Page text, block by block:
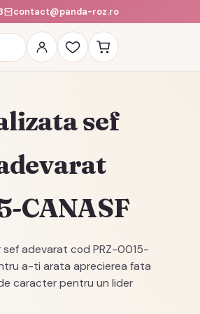
contact@panda-roz.ro
sef
CANASF
adevarat cod PRZ-0015-
a-ti arata aprecierea fata
caracter pentru un lider